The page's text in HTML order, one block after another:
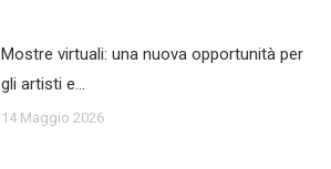
Mostre virtuali: una nuova opportunità per
gli artisti e…
14 Maggio 2026